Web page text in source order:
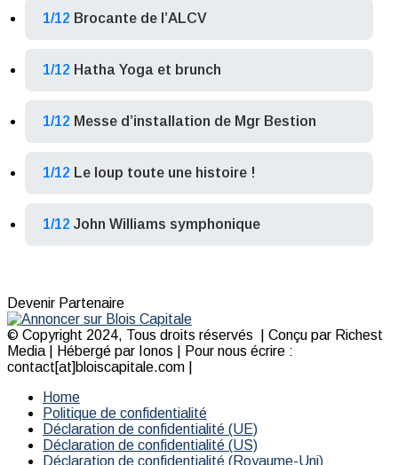
1/12 Brocante de l’ALCV
1/12 Hatha Yoga et brunch
1/12 Messe d’installation de Mgr Bestion
1/12 Le loup toute une histoire !
1/12 John Williams symphonique
Devenir Partenaire
© Copyright 2024, Tous droits réservés | Conçu par Richest
Media | Hébergé par Ionos | Pour nous écrire :
contact[at]bloiscapitale.com |
Home
Politique de confidentialité
Déclaration de confidentialité (UE)
Déclaration de confidentialité (US)
Déclaration de confidentialité (Royaume-Uni)